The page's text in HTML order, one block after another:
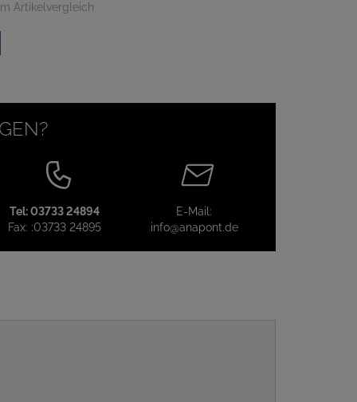
Artikelvergleich
Tel:03733 24894
Fax: :03733 24895
E-Mail:
info@anapont.de